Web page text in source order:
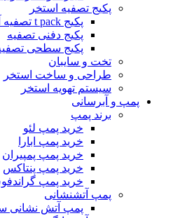
پکیج تصفیه استخر
پکیج t pack تصفیه آب
پکیج دفنی تصفیه
پکیج سطحی
تخت و سایبان
طراحی و ساخت استخر
سیستم تهویه استخر
پمپ و آبرسانی
برند پمپ
خرید پمپ لئو
خرید پمپ ابارا
خرید پمپ پمپیران
خرید پمپ پنتاکس
خرید پمپ
پمپ آتشنشانی
پمپ آتش نشانی